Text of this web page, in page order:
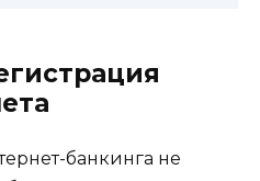
банкинга не